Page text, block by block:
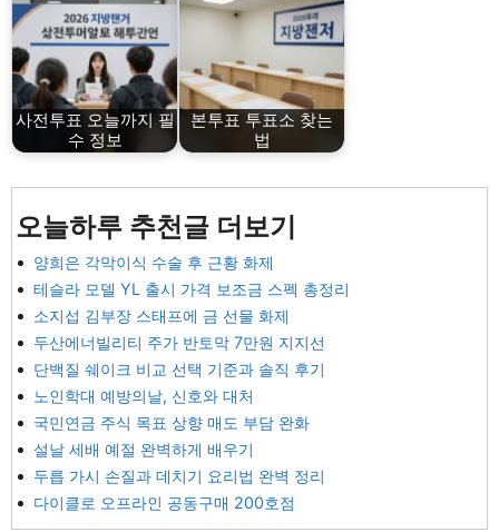
사전투표 오늘까지 필
수 정보
본투표 투표소 찾는
법
오늘하루 추천글 더보기
양희은 각막이식 수술 후 근황 화제
테슬라 모델 YL 출시 가격 보조금 스펙 총정리
소지섭 김부장 스태프에 금 선물 화제
두산에너빌리티 주가 반토막 7만원 지지선
단백질 쉐이크 비교 선택 기준과 솔직 후기
노인학대 예방의날, 신호와 대처
국민연금 주식 목표 상향 매도 부담 완화
설날 세배 예절 완벽하게 배우기
두릅 가시 손질과 데치기 요리법 완벽 정리
다이클로 오프라인 공동구매 200호점